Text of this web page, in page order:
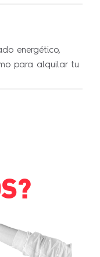
energético,
para alquilar tu